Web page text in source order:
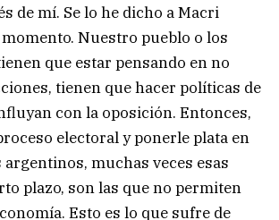
de mí. Se lo he dicho a Macri
Nuestro pueblo o los
que estar pensando en no
tienen que hacer políticas de
con la oposición. Entonces,
electoral y ponerle plata en
muchas veces esas
plazo, son las que no permiten
Esto es lo que sufre de